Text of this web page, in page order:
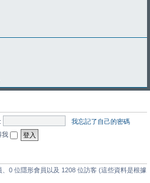
我忘記了自己的密碼
我
0 位隱形會員以及 1208 位訪客 (這些資料是根據